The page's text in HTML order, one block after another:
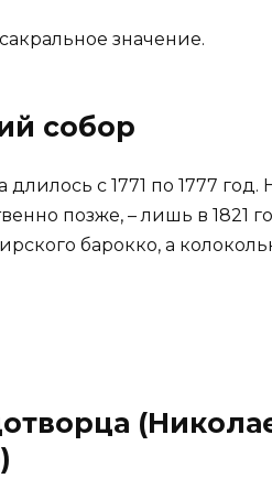
значение.
собор
длилось с 1771 по 1777
позже, – лишь в 1821
барокко, а